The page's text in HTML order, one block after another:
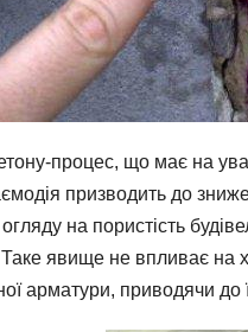
процес, що має на
призводить до
огляду на пористість
явище не впливає на
арматури, приводячи до